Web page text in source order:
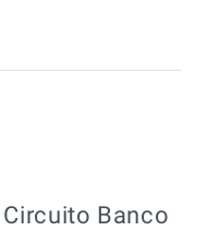
Banco